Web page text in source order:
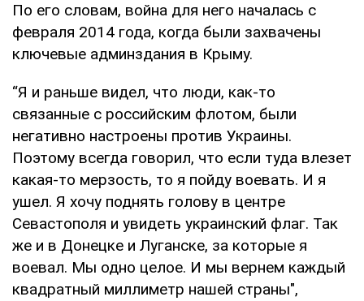
По его словам, война для него началась с
февраля 2014 года, когда были захвачены
ключевые админздания в Крыму.
“Я и раньше видел, что люди, как-то
связанные с российским флотом, были
негативно настроены против Украины.
Поэтому всегда говорил, что если туда влезет
какая-то мерзость, то я пойду воевать. И я
ушел. Я хочу поднять голову в центре
Севастополя и увидеть украинский флаг. Так
же и в Донецке и Луганске, за которые я
воевал. Мы одно целое. И мы вернем каждый
квадратный миллиметр нашей страны",